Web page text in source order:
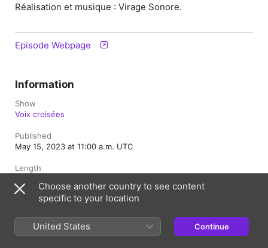
Réalisation et musique : Virage Sonore.
Episode Webpage
Information
Show
Voix croisées
Published
May 15, 2023 at 11:00 a.m. UTC
Length
Season
Episode
Choose another country to see content
specific to your location
United States Continue